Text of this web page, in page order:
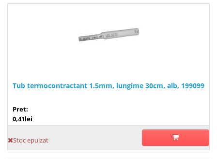
Tub termocontractant 1.5mm, lungime 30cm, alb, 199099
Pret:
0,41lei
Stoc epuizat